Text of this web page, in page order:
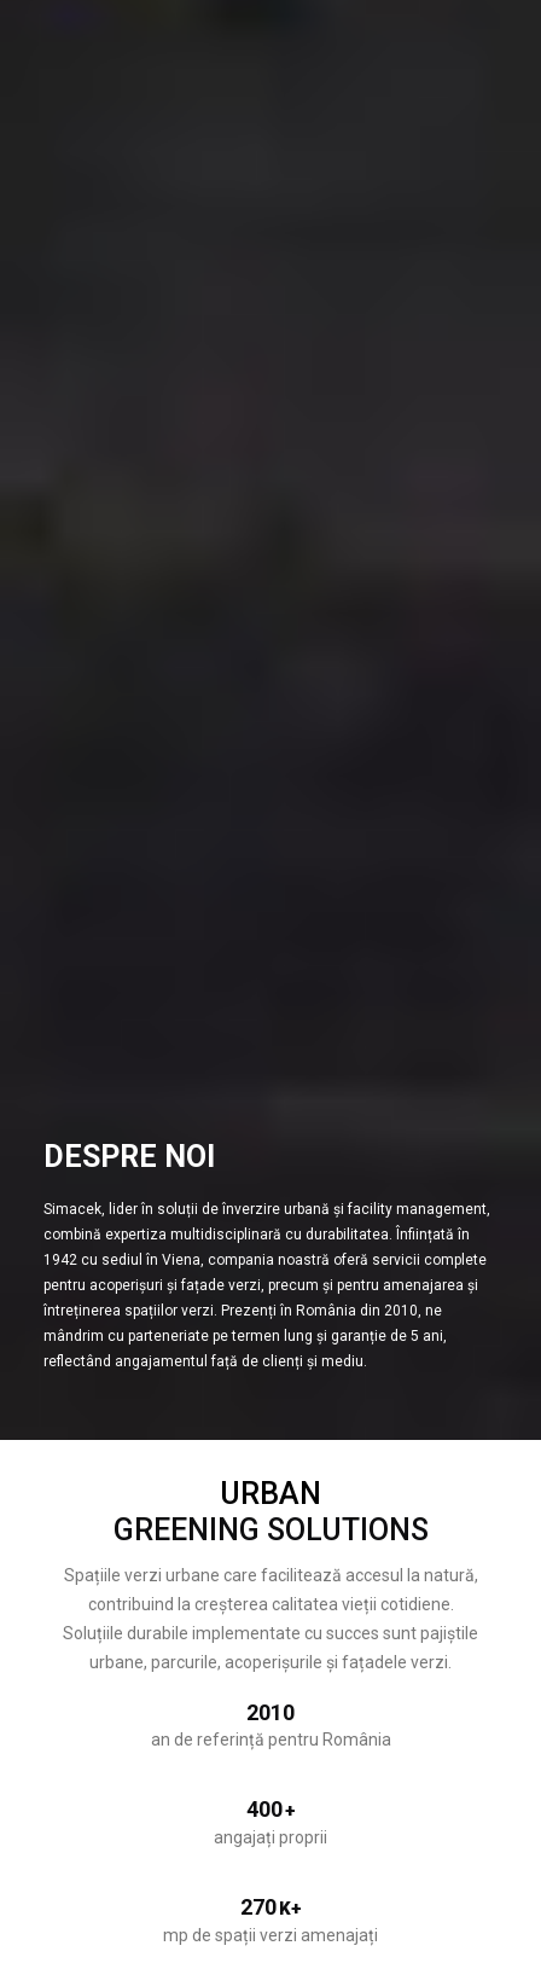
DESPRE NOI
Simacek, lider în soluții de înverzire urbană și facility management,
combină expertiza multidisciplinară cu durabilitatea. Înființată în
1942 cu sediul în Viena, compania noastră oferă servicii complete
pentru acoperișuri și fațade verzi, precum și pentru amenajarea și
întreținerea spațiilor verzi. Prezenți în România din 2010, ne
mândrim cu parteneriate pe termen lung și garanție de 5 ani,
reflectând angajamentul față de clienți și mediu.
URBAN
GREENING SOLUTIONS
Spațiile verzi urbane care facilitează accesul la natură,
contribuind la creșterea calitatea vieții cotidiene.
Soluțiile durabile implementate cu succes sunt pajiștile
urbane, parcurile, acoperișurile și fațadele verzi.
2010
an de referință pentru România
400+
angajați proprii
270K+
mp de spații verzi amenajați